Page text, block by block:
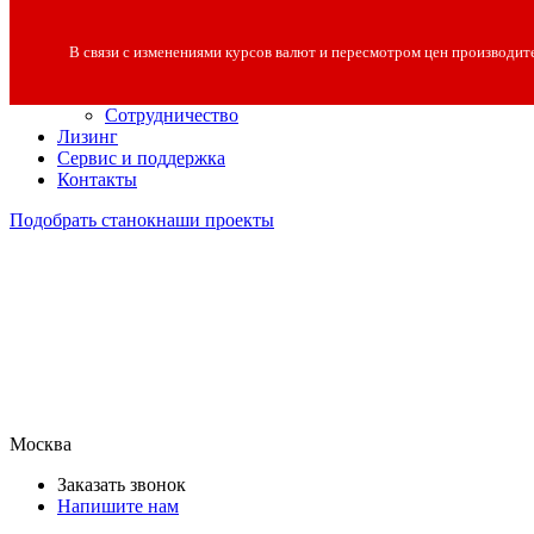
В связи с изменениями курсов валют и пересмотром цен
О компании
Сотрудничество
Лизинг
Сервис и поддержка
Контакты
Подобрать станокнаши проекты
Москва
Заказать звонок
Напишите нам